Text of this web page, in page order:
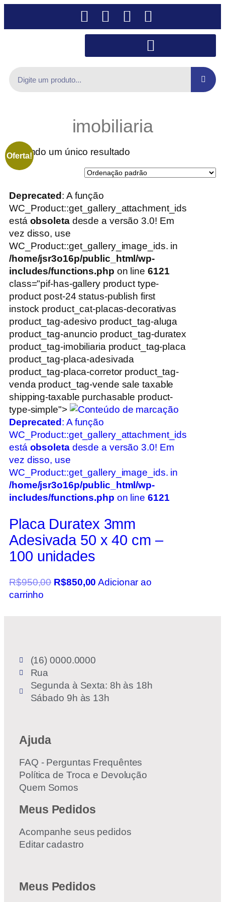
imobiliaria
Exibindo um único resultado
Deprecated : A função
WC_Product::get_gallery_attachment_ids
está obsoletadesde a versão 3.0! Em
vez disso, use
WC_Product::get_gallery_image_ids. in
/home/jsr3o16p/public_html/wp-
includes/functions.php on line 6121
class="pif-has-gallery product type-
product post-24 status-publish first
instock product_cat-placas-decorativas
product_tag-adesivo product_tag-aluga
product_tag-anuncio product_tag-duratex
product_tag-imobiliaria product_tag-placa
product_tag-placa-adesivada
product_tag-placa-corretor product_tag-
venda product_tag-vende sale taxable
shipping-taxable purchasable product-
type-simple">
Oferta!
Deprecated : A função
WC_Product::get_gallery_attachment_ids
está obsoletadesde a versão 3.0! Em
vez disso, use
WC_Product::get_gallery_image_ids. in
/home/jsr3o16p/public_html/wp-
includes/functions.php on line 6121
Placa Duratex 3mm
Adesivada 50 x 40 cm –
100 unidades
R$950,00 R$850,00 Adicionar ao
carrinho
(16) 0000.0000
Rua
Segunda à Sexta: 8h às 18h
Sábado 9h às 13h
Ajuda
FAQ - Perguntas Frequêntes
Política de Troca e Devolução
Quem Somos
Meus Pedidos
Acompanhe seus pedidos
Editar cadastro
Meus Pedidos